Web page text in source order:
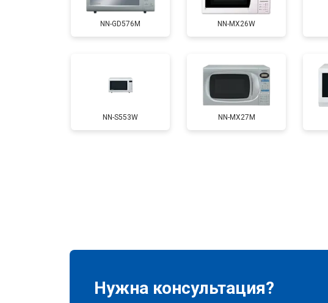
NN-GD576M NN-MX26W
NN-S553W NN-MX27M
Нужна консультация?